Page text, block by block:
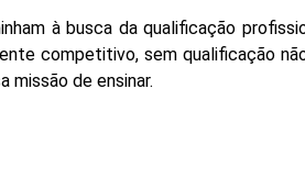
à busca da qualificação
competitivo, sem qualificação
missão de ensinar.